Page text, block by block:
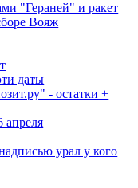
"Гераней" и ракет
Вояж
даты
- остатки +
апреля
урал у кого